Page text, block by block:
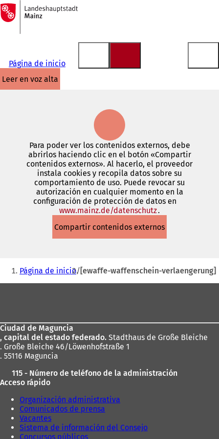
Saltar al contenido
A
la
página
Página de inicio
leer en voz alta
Para poder ver los contenidos externos, debe
abrirlos haciendo clic en el botón «Compartir
contenidos externos». Al hacerlo, el proveedor
instala cookies y recopila datos sobre su
comportamiento de uso. Puede revocar su
autorización en cualquier momento en la
configuración de protección de datos en
www.mainz.de/datenschutz(Se
en
una
.
Compartir contenidos externos
Estás
aquí:
Página de inicio [ewaffe-waffenschein-verlaengerung]
pies
Ciudad de Maguncia
, capital del estado federado. Stadthaus de Große Bleiche
. Große Bleiche 46/Löwenhofstraße 1
. 55116 Maguncia
115 - Número de teléfono de la administración
Acceso rápido
Organización administrativa
Comunicados de prensa
Vacantes
Sistema de información del Consejo
Concursos públicos